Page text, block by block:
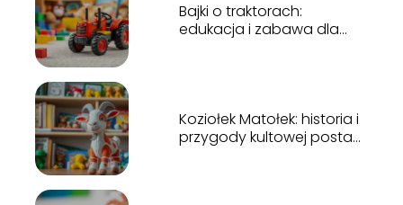
Bajki o traktorach:
edukacja i zabawa dla
Koziołek Matołek: historia i
przygody kultowej postaci